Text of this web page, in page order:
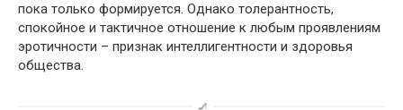
пока только формируется. Однако толерантность,
спокойное и тактичное отношение к любым проявлениям
эротичности – признак интеллигентности и здоровья
общества.